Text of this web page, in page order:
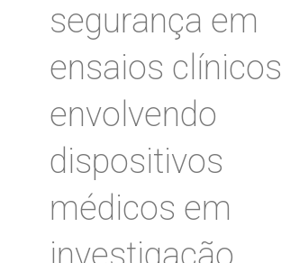
segurança em
ensaios clínicos
envolvendo
dispositivos
médicos em
investigação